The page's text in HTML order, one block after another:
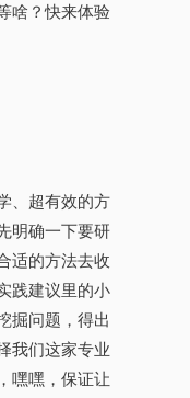
啥？快来体验
、超有效的方
明确一下要研
适的方法去收
践建议里的小
掘问题，得出
我们这家专业
嘿嘿，保证让